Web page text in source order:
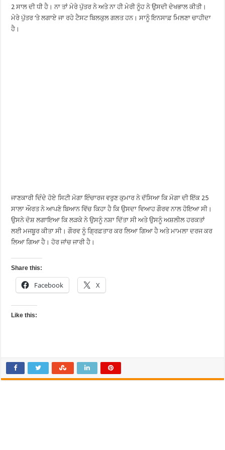
2 ਸਾਲ ਦੀ ਧੀ ਹੈ। ਨਾ ਤਾਂ ਮੇਰੇ ਪੁੱਤਰ ਨੇ ਅਤੇ ਨਾ ਹੀ ਮੇਰੀ ਨੂੰਹ ਨੇ ਉਸਦੀ ਦੇਖਭਾਲ ਕੀਤੀ।
ਮੇਰੇ ਪੁੱਤਰ ‘ਤੇ ਲਗਾਏ ਜਾ ਰਹੇ ਟੈਸਟ ਬਿਲਕੁਲ ਗਲਤ ਹਨ। ਸਾਨੂੰ ਇਨਸਾਫ਼ ਮਿਲਣਾ ਚਾਹੀਦਾ
ਹੈ।
ਜਾਣਕਾਰੀ ਦਿੰਦੇ ਹੋਏ ਸਿਟੀ ਮੋਗਾ ਇੰਚਾਰਜ ਵਰੁਣ ਕੁਮਾਰ ਨੇ ਦੱਸਿਆ ਕਿ ਮੋਗਾ ਦੀ ਇੱਕ 25
ਸਾਲਾ ਔਰਤ ਨੇ ਆਪਣੇ ਬਿਆਨ ਵਿੱਚ ਕਿਹਾ ਹੈ ਕਿ ਉਸਦਾ ਵਿਆਹ ਗੌਰਵ ਨਾਲ ਹੋਇਆ ਸੀ।
ਉਸਨੇ ਦੋਸ਼ ਲਗਾਇਆ ਕਿ ਲੜਕੇ ਨੇ ਉਸਨੂੰ ਨਸ਼ਾ ਦਿੱਤਾ ਸੀ ਅਤੇ ਉਸਨੂੰ ਅਸ਼ਲੀਲ ਹਰਕਤਾਂ
ਲਈ ਮਜਬੂਰ ਕੀਤਾ ਸੀ। ਗੌਰਵ ਨੂੰ ਗ੍ਰਿਫ਼ਤਾਰ ਕਰ ਲਿਆ ਗਿਆ ਹੈ ਅਤੇ ਮਾਮਲਾ ਦਰਜ ਕਰ
ਲਿਆ ਗਿਆ ਹੈ। ਹੋਰ ਜਾਂਚ ਜਾਰੀ ਹੈ।
Share this:
Facebook X
Like this: